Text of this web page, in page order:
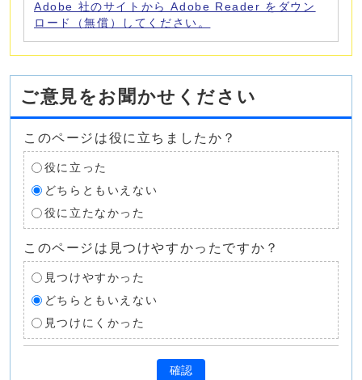
Adobe 社のサイトから Adobe Reader をダウン
ロード（無償）してください。
ご意見をお聞かせください
このページは役に立ちましたか？
役に立った
どちらともいえない
役に立たなかった
このページは見つけやすかったですか？
見つけやすかった
どちらともいえない
見つけにくかった
確認